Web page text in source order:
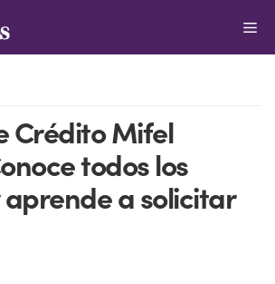
Crédito Mifel
todos los
a solicitar